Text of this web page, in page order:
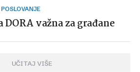
DORA važna za građane
UČITAJ VIŠE